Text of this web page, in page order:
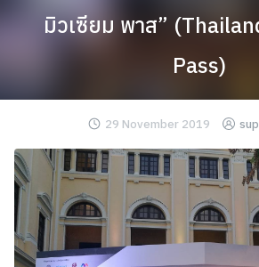
มิวเซียม พาส”
Pass)
29 November 2019